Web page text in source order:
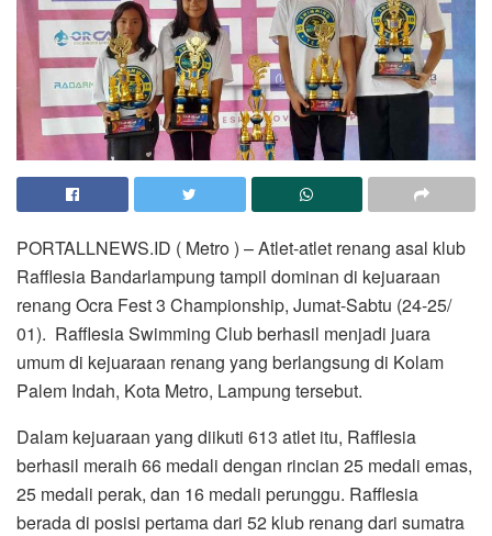
PORTALLNEWS.ID ( Metro ) – Atlet-atlet renang asal klub
Rafflesia Bandarlampung tampil dominan di kejuaraan
renang Ocra Fest 3 Championship, Jumat-Sabtu (24-25/
01). Rafflesia Swimming Club berhasil menjadi juara
umum di kejuaraan renang yang berlangsung di Kolam
Palem Indah, Kota Metro, Lampung tersebut.
Dalam kejuaraan yang diikuti 613 atlet itu, Rafflesia
berhasil meraih 66 medali dengan rincian 25 medali emas,
25 medali perak, dan 16 medali perunggu. Rafflesia
berada di posisi pertama dari 52 klub renang dari sumatra